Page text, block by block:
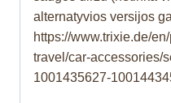
alternatyvios versijos
https://www.trixie.de/
travel/car-accessories/
1001435627-